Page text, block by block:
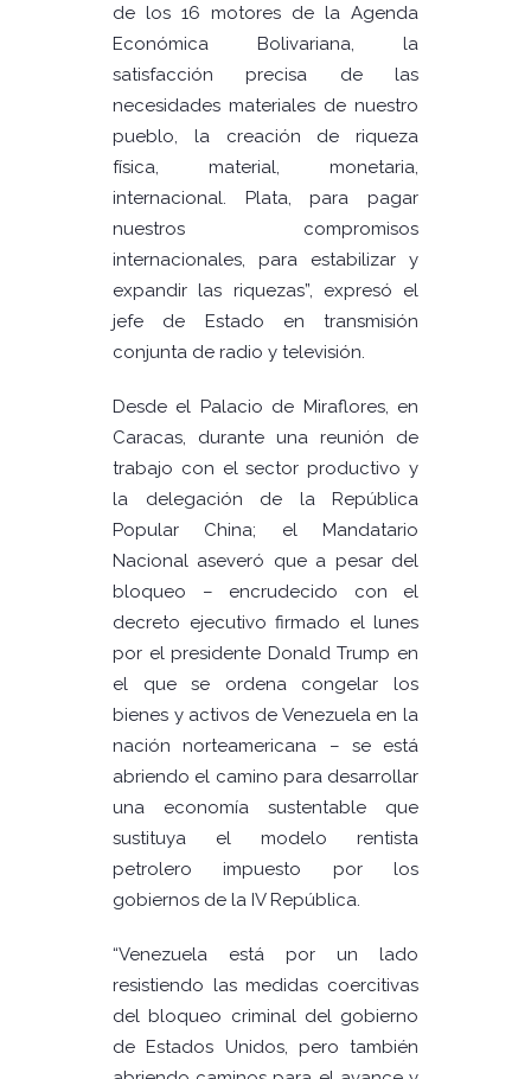
de los 16 motores de la Agenda
Económica Bolivariana, la
satisfacción precisa de las
necesidades materiales de nuestro
pueblo, la creación de riqueza
física, material, monetaria,
internacional. Plata, para pagar
nuestros compromisos
internacionales, para estabilizar y
expandir las riquezas”, expresó el
jefe de Estado en transmisión
conjunta de radio y televisión.
Desde el Palacio de Miraflores, en
Caracas, durante una reunión de
trabajo con el sector productivo y
la delegación de la República
Popular China; el Mandatario
Nacional aseveró que a pesar del
bloqueo – encrudecido con el
decreto ejecutivo firmado el lunes
por el presidente Donald Trump en
el que se ordena congelar los
bienes y activos de Venezuela en la
nación norteamericana – se está
abriendo el camino para desarrollar
una economía sustentable que
sustituya el modelo rentista
petrolero impuesto por los
gobiernos de la IV República.
“Venezuela está por un lado
resistiendo las medidas coercitivas
del bloqueo criminal del gobierno
de Estados Unidos, pero también